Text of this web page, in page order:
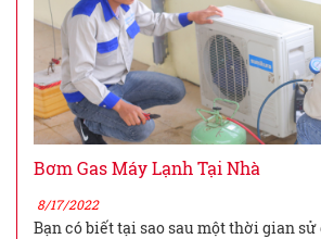
Bơm Gas Máy Lạnh Tại Nhà
8/17/2022
Bạn có biết tại sao sau một thời gian sử